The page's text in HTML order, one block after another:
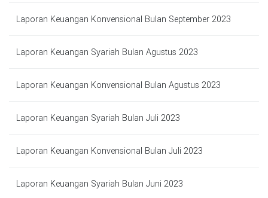
Laporan Keuangan Konvensional Bulan September 2023
Laporan Keuangan Syariah Bulan Agustus 2023
Laporan Keuangan Konvensional Bulan Agustus 2023
Laporan Keuangan Syariah Bulan Juli 2023
Laporan Keuangan Konvensional Bulan Juli 2023
Laporan Keuangan Syariah Bulan Juni 2023